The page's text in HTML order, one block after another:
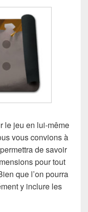
le jeu en lui-même
vous convions à
de savoir
pour tout
que l’on pourra
y inclure les